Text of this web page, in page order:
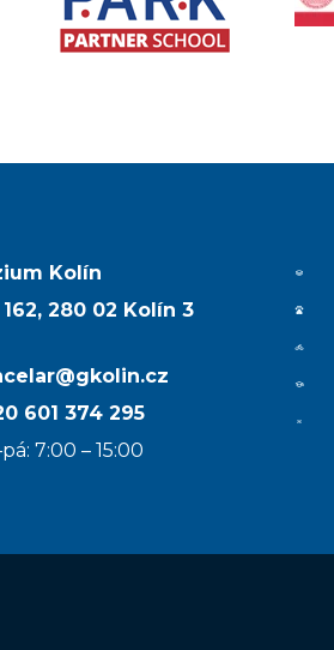
Kolín
280 02 Kolín 3
601 374 295
7:00 – 15:00